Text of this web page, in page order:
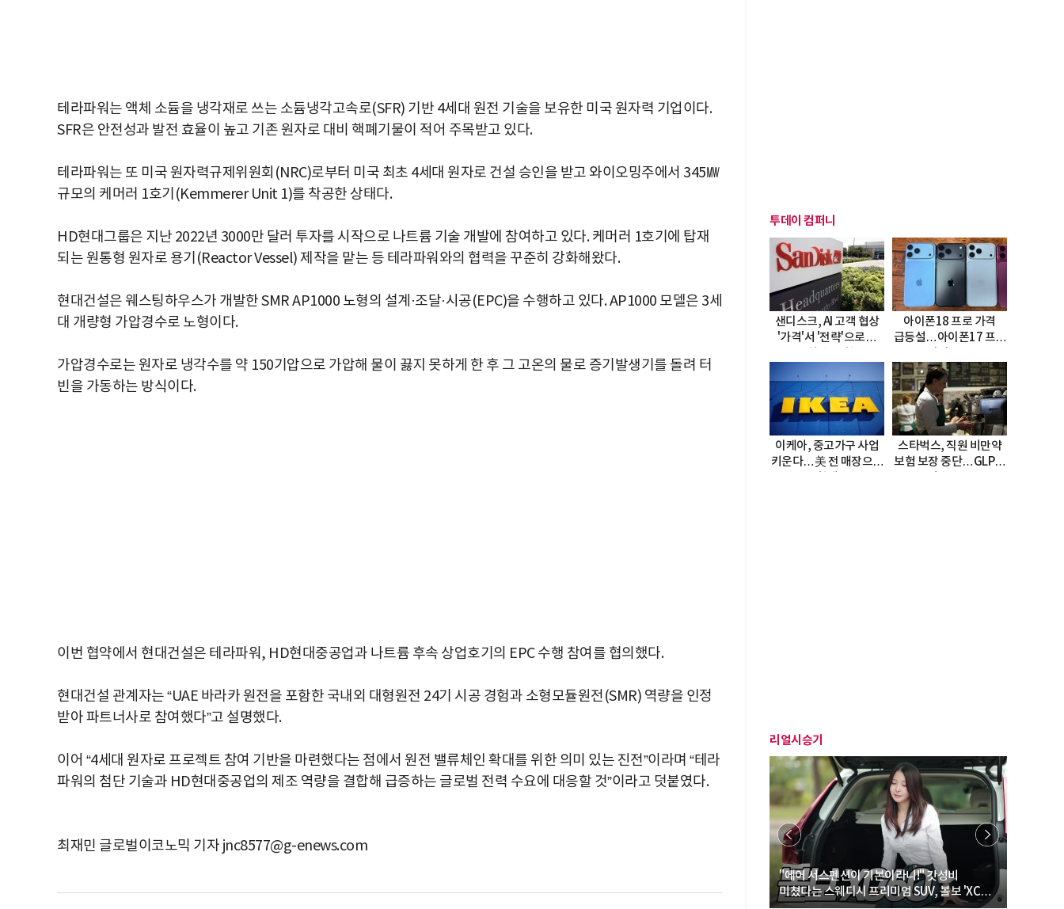
테라파워는 액체 소듐을 냉각재로 쓰는 소듐냉각고속로(SFR) 기반 4세대 원전 기술을 보유한 미국 원자력 기업이다.
SFR은 안전성과 발전 효율이 높고 기존 원자로 대비 핵폐기물이 적어 주목받고 있다.
테라파워는 또 미국 원자력규제위원회(NRC)로부터 미국 최초 4세대 원자로 건설 승인을 받고 와이오밍주에서 345㎿
규모의 케머러 1호기(Kemmerer Unit 1)를 착공한 상태다.
HD현대그룹은 지난 2022년 3000만 달러 투자를 시작으로 나트륨 기술 개발에 참여하고 있다. 케머러 1호기에 탑재
되는 원통형 원자로 용기(Reactor Vessel) 제작을 맡는 등 테라파워와의 협력을 꾸준히 강화해왔다.
현대건설은 웨스팅하우스가 개발한 SMR AP1000 노형의 설계·조달·시공(EPC)을 수행하고 있다. AP1000 모델은 3세
대 개량형 가압경수로 노형이다.
가압경수로는 원자로 냉각수를 약 150기압으로 가압해 물이 끓지 못하게 한 후 그 고온의 물로 증기발생기를 돌려 터
빈을 가동하는 방식이다.
이번 협약에서 현대건설은 테라파워, HD현대중공업과 나트륨 후속 상업호기의 EPC 수행 참여를 협의했다.
현대건설 관계자는 “UAE 바라카 원전을 포함한 국내외 대형원전 24기 시공 경험과 소형모듈원전(SMR) 역량을 인정
받아 파트너사로 참여했다”고 설명했다.
이어 “4세대 원자로 프로젝트 참여 기반을 마련했다는 점에서 원전 밸류체인 확대를 위한 의미 있는 진전”이라며 “테라
파워의 첨단 기술과 HD현대중공업의 제조 역량을 결합해 급증하는 글로벌 전력 수요에 대응할 것”이라고 덧붙였다.
최재민 글로벌이코노믹 기자 jnc8577@g-enews.com
투데이 컴퍼니
샌디스크, AI 고객 협상
'가격'서 '전략'으로…
아이폰18 프로 가격
급등설…아이폰17 프로
이케아, 중고가구 사업
키운다…美 전 매장으로
스타벅스, 직원 비만약
보험 보장 중단…GLP-1
리얼시승기
초보자도 반할 반전 매력”
"에어 서스펜션이 기본이라니!" 갓성비
미쳤다는 스웨디시 프리미엄 SUV, 볼보 'XC60